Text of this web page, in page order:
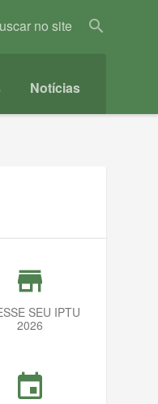
search
Notícias
store_mall_directory
SEU IPTU
2026
event